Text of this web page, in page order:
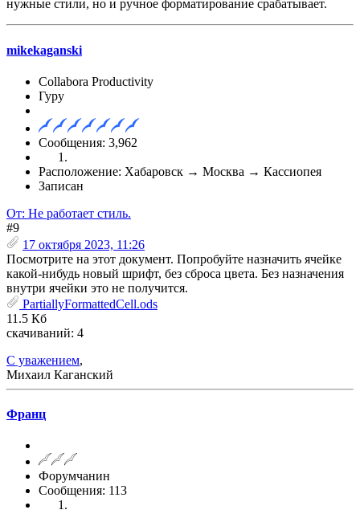
нужные стили, но и ручное форматирование срабатывает.
mikekaganski
Collabora Productivity
Гуру
Сообщения: 3,962
Расположение: Хабаровск → Москва → Кассиопея
Записан
От: Не работает стиль.
#9
17 октября 2023, 11:26
Посмотрите на этот документ. Попробуйте назначить ячейке
какой-нибудь новый шрифт, без сброса цвета. Без назначения
внутри ячейки это не получится.
PartiallyFormattedCell.ods
11.5 Кб
скачиваний: 4
С уважением,
Михаил Каганский
Франц
Форумчанин
Сообщения: 113